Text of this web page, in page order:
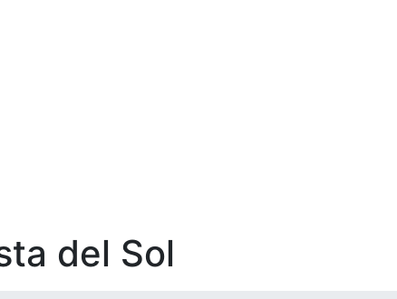
del Sol